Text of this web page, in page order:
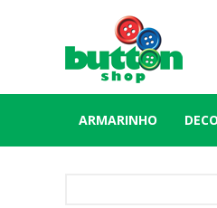
ARMARINHO